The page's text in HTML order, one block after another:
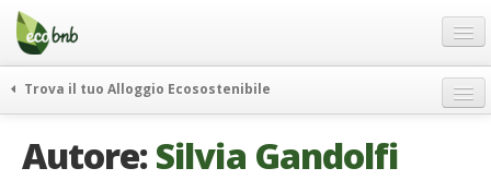
Menu
Salta
contenuto
Offerte Speciali
Regali
Trova il tuo Alloggio Ecosostenibile
itinerari
Autore:Silvia Gandolfi